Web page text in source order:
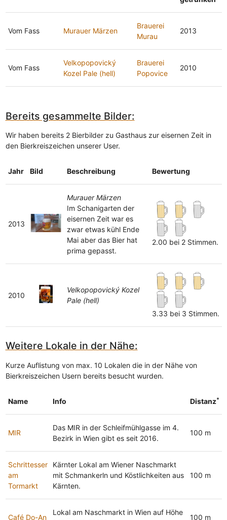
Vom Fass Murauer Märzen
Brauerei
Murau
2013
Vom Fass
Velkopopovický
Kozel Pale (hell)
Brauerei
Popovice
2010
Bereits gesammelte Bilder:
Wir haben bereits 2 Bierbilder zu Gasthaus zur eisernen Zeit in
den Bierkreiszeichen unserer User.
Jahr Bild Beschreibung Bewertung
2013
Murauer Märzen
Im Schanigarten der
eisernen Zeit war es
zwar etwas kühl Ende
Mai aber das Bier hat
prima gepasst.
2.00 bei 2 Stimmen.
2010
Velkopopovický Kozel
Pale (hell)
3.33 bei 3 Stimmen.
Weitere Lokale in der Nähe:
Kurze Auflistung von max. 10 Lokalen die in der Nähe von
Bierkreiszeichen Usern bereits besucht wurden.
Name Info Distanz*
MIR
Das MIR in der Schleifmühlgasse im 4.
Bezirk in Wien gibt es seit 2016.
100 m
Schrittesser
am
Tormarkt
Kärnter Lokal am Wiener Naschmarkt
mit Schmankerln und Köstlichkeiten aus
Kärnten.
100 m
Café Do-An
Lokal am Naschmarkt in Wien auf Höhe
100 m